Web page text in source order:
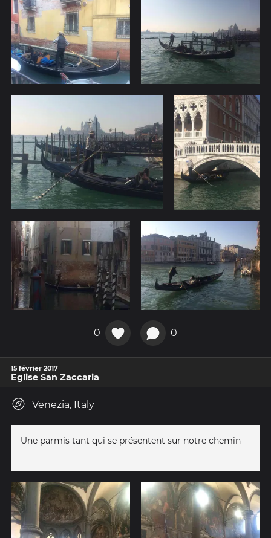
0 0
15 février 2017
Eglise San Zaccaria
Venezia, Italy
Une parmis tant qui se présentent sur notre chemin